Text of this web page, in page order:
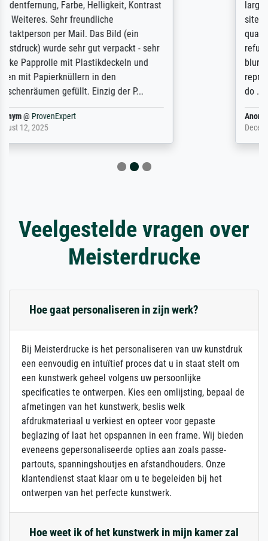
large and popular American "art/poster"
site advertising giclee print quality. The
quality for a large print was atrocious. They
refunded me when I sent pictures of the
blurry print vs. a Wikipedia commons
representation. They stated they couldn't
do ...
Anonym
Veelgestelde vragen over
Meisterdrucke
Hoe gaat personaliseren in zijn werk?
Bij Meisterdrucke is het personaliseren van uw kunstdruk
een eenvoudig en intuïtief proces dat u in staat stelt om
een kunstwerk geheel volgens uw persoonlijke
specificaties te ontwerpen. Kies een omlijsting, bepaal de
afmetingen van het kunstwerk, beslis welk
afdrukmateriaal u verkiest en opteer voor gepaste
beglazing of laat het opspannen in een frame. Wij bieden
eveneens gepersonaliseerde opties aan zoals passe-
partouts, spanningshoutjes en afstandhouders. Onze
klantendienst staat klaar om u te begeleiden bij het
ontwerpen van het perfecte kunstwerk.
Hoe weet ik of het kunstwerk in mijn kamer zal